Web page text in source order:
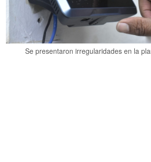
Se presentaron irregularidades en la